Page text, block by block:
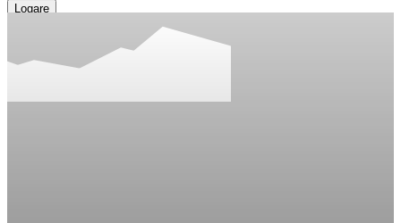
Ați uitat parola? obține ajutor
Recuperați-vă parola